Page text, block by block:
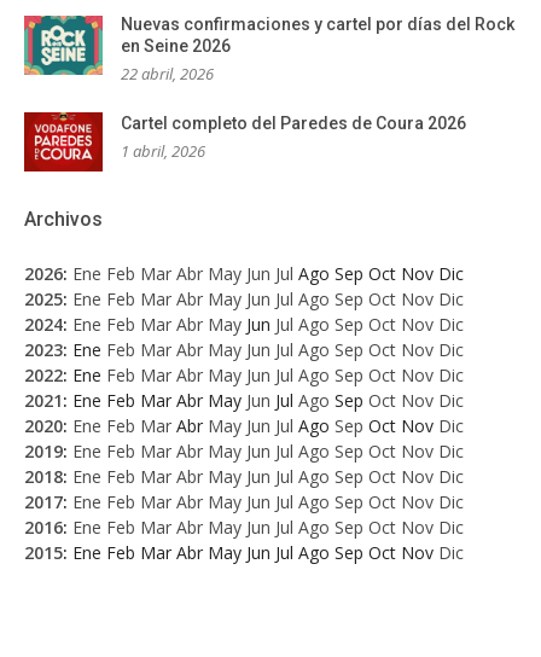
Nuevas confirmaciones y cartel por días del Rock
en Seine 2026
22 abril, 2026
Cartel completo del Paredes de Coura 2026
1 abril, 2026
Archivos
2026: Ene Feb Mar Abr May Jun Jul Ago Sep Oct Nov Dic
2025: Ene Feb Mar Abr May Jun Jul Ago Sep Oct Nov Dic
2024: Ene Feb Mar Abr May Jun Jul Ago Sep Oct Nov Dic
2023: Ene Feb Mar Abr May Jun Jul Ago Sep Oct Nov Dic
2022: Ene Feb Mar Abr May Jun Jul Ago Sep Oct Nov Dic
2021: Ene Feb Mar Abr May Jun Jul Ago Sep Oct Nov Dic
2020: Ene Feb Mar Abr May Jun Jul Ago Sep Oct Nov Dic
2019: Ene Feb Mar Abr May Jun Jul Ago Sep Oct Nov Dic
2018: Ene Feb Mar Abr May Jun Jul Ago Sep Oct Nov Dic
2017: Ene Feb Mar Abr May Jun Jul Ago Sep Oct Nov Dic
2016: Ene Feb Mar Abr May Jun Jul Ago Sep Oct Nov Dic
2015: Ene Feb Mar Abr May Jun Jul Ago Sep Oct Nov Dic